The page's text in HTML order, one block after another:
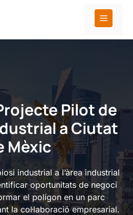
Pilot de
a Ciutat
Mèxic
industrial a l’àrea industrial
oportunitats de negoci
el polígon en un parc
la col·laboració empresarial.